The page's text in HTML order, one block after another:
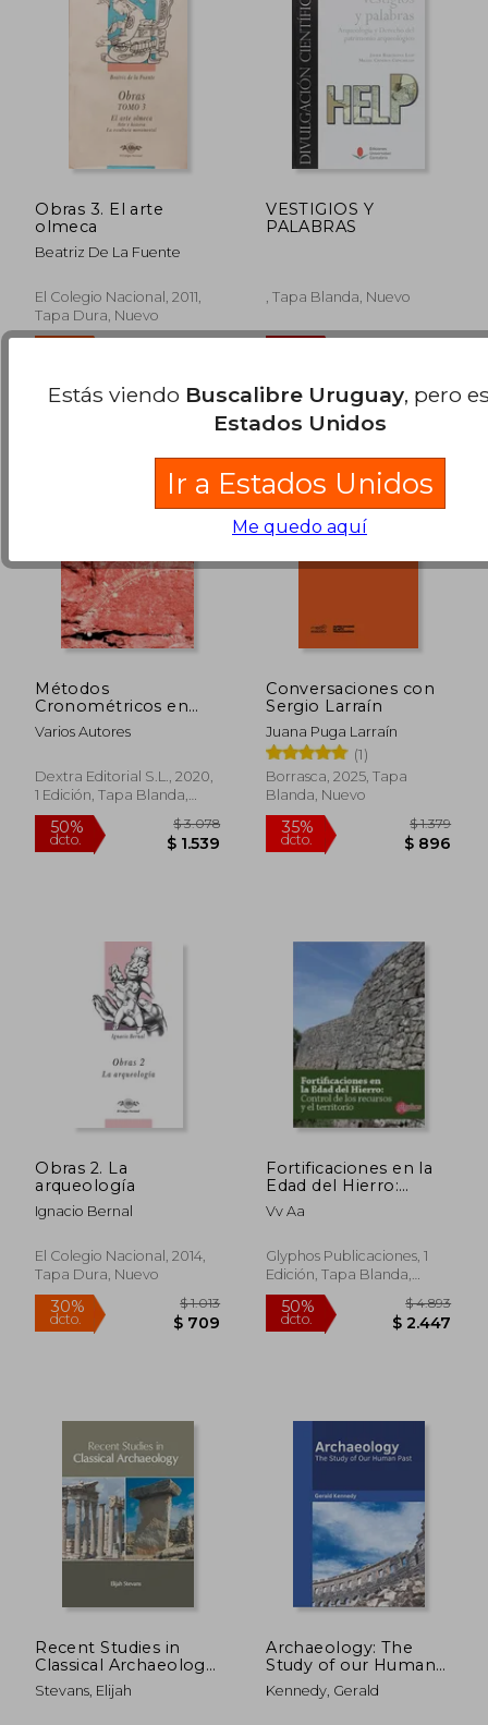
50%
dcto.
40%
dcto.
15% 50%
dcto.
Obras 3. El arte
olmeca
Beatriz De La Fuente
El Colegio Nacional, 2011,
Tapa Dura, Nuevo
VESTIGIOS Y
PALABRAS
, Tapa Blanda, Nuevo
Métodos
Cronométricos en
Arqueología,
Prehistoria y
Varios Autores
Dextra Editorial S.L., 2020,
1 Edición, Tapa Blanda,
Nuevo
Conversaciones con
Sergio Larraín
Juana Puga Larraín
(1)
Borrasca, 2025, Tapa
Blanda, Nuevo
Obras 2. La
arqueología
Ignacio Bernal
El Colegio Nacional, 2014,
Tapa Dura, Nuevo
Fortificaciones en la
Edad del Hierro:
Control de los
Recursos y el
Vv Aa
Glyphos Publicaciones, 1
Edición, Tapa Blanda,
Nuevo
Recent Studies in
Classical Archaeology
(en Inglés)
Stevans, Elijah
Archaeology: The
Study of our Human
Past (en Inglés)
Kennedy, Gerald
Estás viendo Buscalibre Uruguay, pero
Estados Unidos
Ir a Estados Unidos
Me quedo aquí